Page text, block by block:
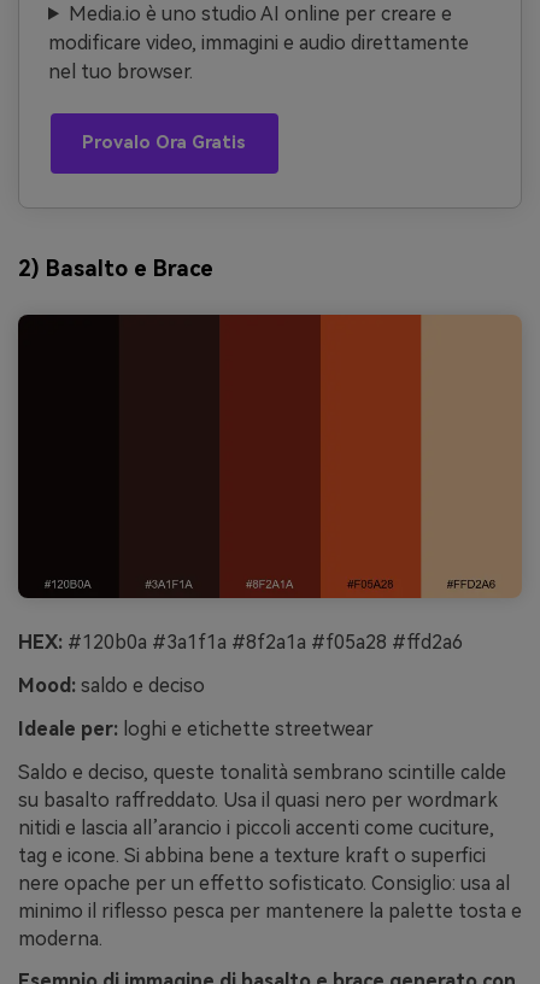
Media.io è uno studio AI online per creare e
modificare video, immagini e audio direttamente
nel tuo browser.
Provalo Ora Gratis
2) Basalto e Brace
HEX: #120b0a #3a1f1a #8f2a1a #f05a28 #ffd2a6
Mood: saldo e deciso
Ideale per: loghi e etichette streetwear
Saldo e deciso, queste tonalità sembrano scintille calde
su basalto raffreddato. Usa il quasi nero per wordmark
nitidi e lascia all’arancio i piccoli accenti come cuciture,
tag e icone. Si abbina bene a texture kraft o superfici
nere opache per un effetto sofisticato. Consiglio: usa al
minimo il riflesso pesca per mantenere la palette tosta e
moderna.